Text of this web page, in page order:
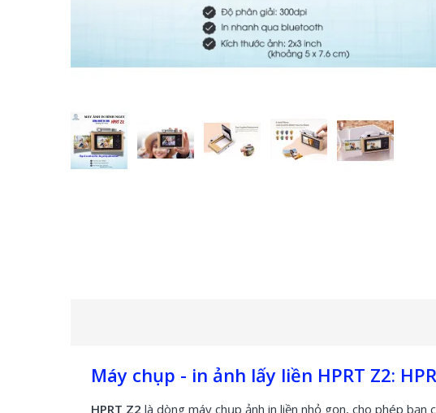
Máy chụp - in ảnh lấy liền HPRT Z2:
HPRT Z2 là dòng máy chụp ảnh in liền nhỏ gọn, cho phép